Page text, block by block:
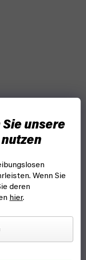
unsere
Wenn Sie
deren
hier.